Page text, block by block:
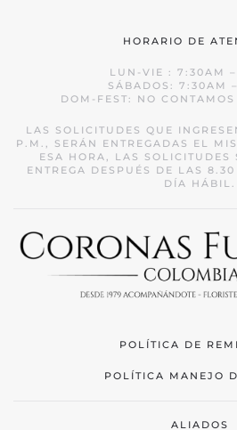
HORARIO DE
LUN-VIE : 7:30AM
SÁBADOS: 7:30AM
DOM-FEST: NO
LAS SOLICITUDES QUE
P.M., SERÁN ENTREGADAS EL
ESA HORA, LAS SOLICITUDES
ENTREGA DESPUÉS DE LAS
DÍA HÁBIL.
POLÍTICA DE
POLÍTICA MANEJO
ALIADOS